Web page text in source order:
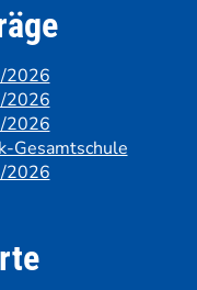
2026
2026
2026
Gesamtschule
2026